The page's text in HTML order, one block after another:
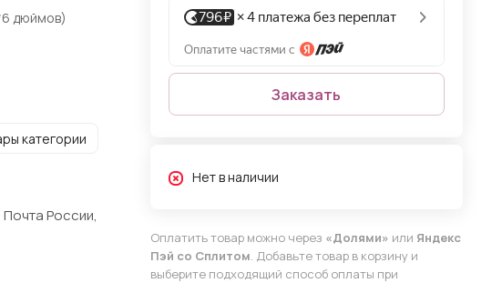
дюймов)
категории
России,
Заказать
Нет в наличии
Оплатить товар можно через «Долями» или Яндекс
Пэй со Сплитом. Добавьте товар в корзину и
выберите подходящий способ оплаты при